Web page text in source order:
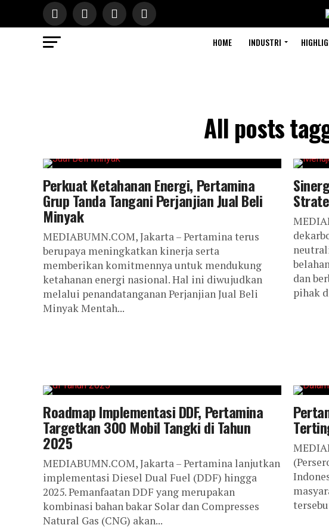
HOME INDUSTRI
All posts
Perkuat Ketahanan Energi, Pertamina
Grup Tanda Tangani Perjanjian Jual Beli
Minyak
MEDIABUMN.COM, Jakarta – Pertamina terus
berupaya meningkatkan kinerja serta
memberikan komitmennya untuk mendukung
ketahanan energi nasional. Hal ini diwujudkan
melalui penandatanganan Perjanjian Jual Beli
Minyak Mentah...
dan
pihak
Roadmap Implementasi DDF, Pertamina
Targetkan 300 Mobil Tangki di Tahun
2025
MEDIABUMN.COM, Jakarta – Pertamina lanjutkan
implementasi Diesel Dual Fuel (DDF) hingga
2025. Pemanfaatan DDF yang merupakan
kombinasi bahan bakar Solar dan Compresses
Natural Gas (CNG) akan...